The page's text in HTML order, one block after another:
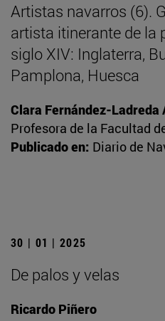
Artistas navarros (6).
artista itinerante de la
siglo XIV: Inglaterra,
Pamplona, Huesca
Clara Fernández-Ladreda
Profesora de la Facultad
Publicado en: Diario de
30 | 01 | 2025
De palos y velas
Ricardo Piñero